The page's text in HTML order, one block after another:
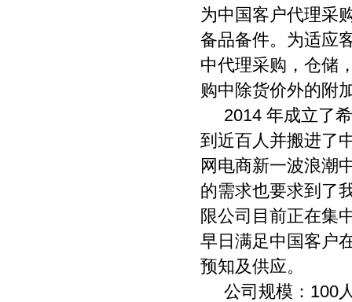
为中国客户代理采
备品备件。为适应
中代理采购，仓储
购中除货价外的附
2014 年成立了
到近百人并搬进了
网电商新一波浪潮
的需求也要求到了
限公司目前正在集
早日满足中国客户
预知及供应。
公司规模： 100